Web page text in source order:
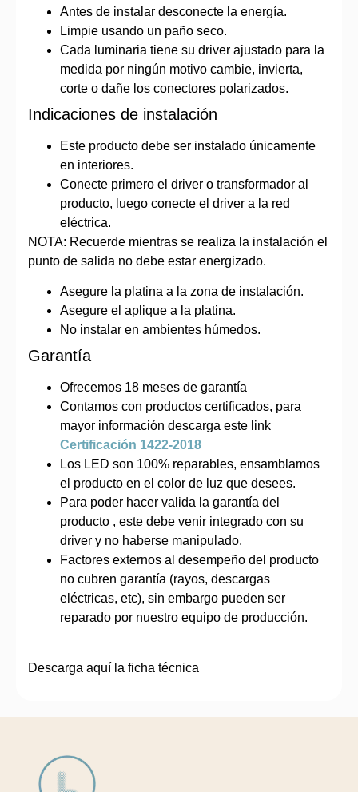
Antes de instalar desconecte la energía.
Limpie usando un paño seco.
Cada luminaria tiene su driver ajustado para la
medida por ningún motivo cambie, invierta,
corte o dañe los conectores polarizados.
Indicaciones de instalación
Este producto debe ser instalado únicamente
en interiores.
Conecte primero el driver o transformador al
producto, luego conecte el driver a la red
eléctrica.
NOTA: Recuerde mientras se realiza la instalación el
punto de salida no debe estar energizado.
Asegure la platina a la zona de instalación.
Asegure el aplique a la platina.
No instalar en ambientes húmedos.
Garantía
Ofrecemos 18 meses de garantía
Contamos con productos certificados, para
mayor información descarga este link
Certificación 1422-2018
Los LED son 100% reparables, ensamblamos
el producto en el color de luz que desees.
Para poder hacer valida la garantía del
producto , este debe venir integrado con su
driver y no haberse manipulado.
Factores externos al desempeño del producto
no cubren garantía (rayos, descargas
eléctricas, etc), sin embargo pueden ser
reparado por nuestro equipo de producción.
Descarga aquí la ficha técnica